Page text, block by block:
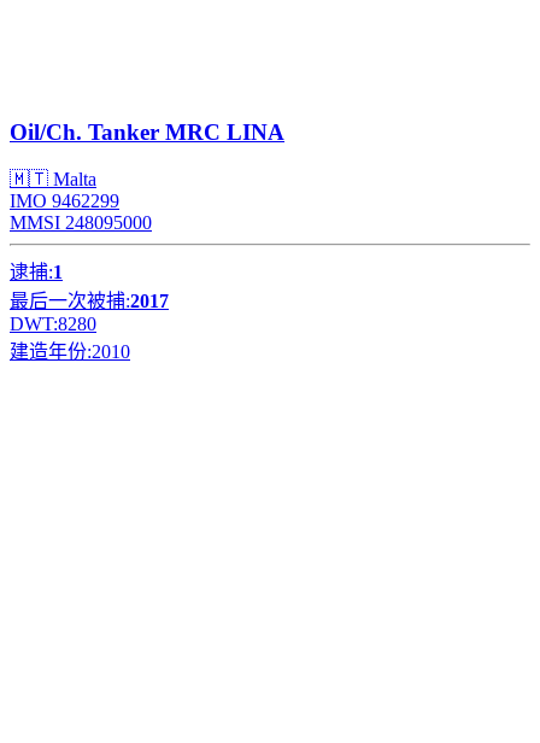
Oil/Ch. Tanker MRC LINA
🇲🇹 Malta
IMO 9462299
MMSI 248095000
逮捕:1
最后一次被捕:2017
DWT:8280
建造年份:2010